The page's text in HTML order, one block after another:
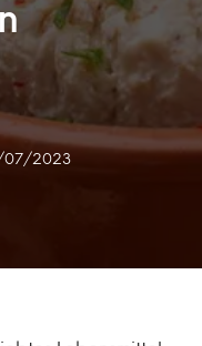
07/2023